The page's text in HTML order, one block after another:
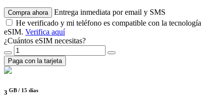
Compra ahora
Entrega inmediata por email y SMS
He verificado y mi teléfono es compatible con la tecnología
eSIM. Verifica aquí
¿Cuántos eSIM necesitas?
Paga con la tarjeta
3 GB / 15 días